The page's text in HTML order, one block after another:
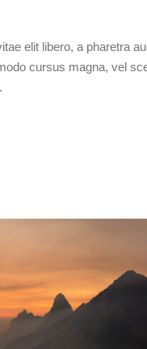
elit libero, a pharetra
cursus magna, vel